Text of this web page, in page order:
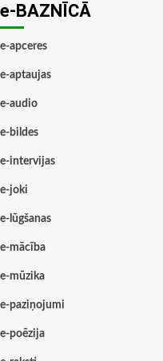
e-BAZNĪCĀ
e-apceres
e-aptaujas
e-audio
e-bildes
e-intervijas
e-joki
e-lūgšanas
e-mācība
e-mūzika
e-paziņojumi
e-poēzija